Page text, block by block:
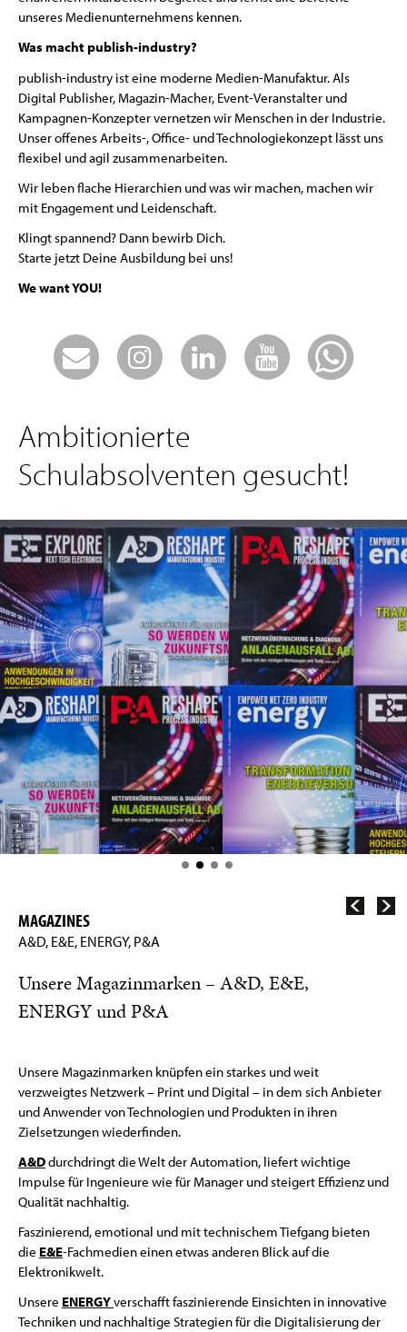
unseres Medienunternehmens kennen.
Was macht publish-industry?
publish-industry ist eine moderne Medien-Manufaktur. Als
Digital Publisher, Magazin-Macher, Event-Veranstalter und
Kampagnen-Konzepter vernetzen wir Menschen in der Industrie.
Unser offenes Arbeits-, Office- und Technologiekonzept lässt uns
flexibel und agil zusammenarbeiten.
Wir leben flache Hierarchien und was wir machen, machen wir
mit Engagement und Leidenschaft.
Klingt spannend? Dann bewirb Dich.
Starte jetzt Deine Ausbildung bei uns!
We want YOU!
Ambitionierte
Schulabsolventen gesucht!
MAGAZINES
A&D, E&E, ENERGY, P&A
Unsere Magazinmarken – A&D, E&E,
ENERGY und P&A
Unsere Magazinmarken knüpfen ein starkes und weit
verzweigtes Netzwerk – Print und Digital – in dem sich Anbieter
und Anwender von Technologien und Produkten in ihren
Zielsetzungen wiederfinden.
A&Ddurchdringt die Welt der Automation, liefert wichtige
Impulse für Ingenieure wie für Manager und steigert Effizienz und
Qualität nachhaltig.
Faszinierend, emotional und mit technischem Tiefgang bieten
die E&E-Fachmedien einen etwas anderen Blick auf die
Elektronikwelt.
Unsere ENERGYverschafft faszinierende Einsichten in innovative
Techniken und nachhaltige Strategien für die Digitalisierung der